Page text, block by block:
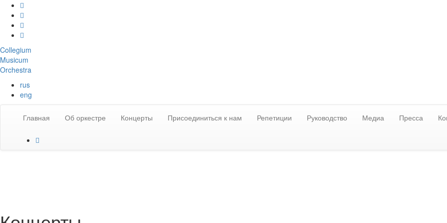
Collegium
Musicum
Orchestra
rus
eng
Главная Об оркестре Концерты Присоединиться к нам Репетиции Руководство Медиа Пресса